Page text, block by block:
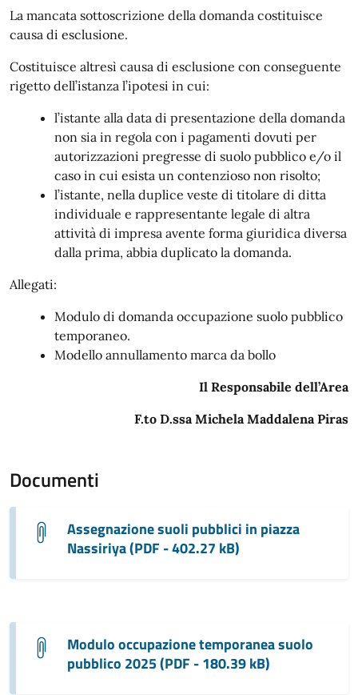
La mancata sottoscrizione della domanda costituisce
causa di esclusione.
Costituisce altresì causa di esclusione con conseguente
rigetto dell’istanza l’ipotesi in cui:
l’istante alla data di presentazione della domanda
non sia in regola con i pagamenti dovuti per
autorizzazioni pregresse di suolo pubblico e/o il
caso in cui esista un contenzioso non risolto;
l’istante, nella duplice veste di titolare di ditta
individuale e rappresentante legale di altra
attività di impresa avente forma giuridica diversa
dalla prima, abbia duplicato la domanda.
Allegati:
Modulo di domanda occupazione suolo pubblico
temporaneo.
Modello annullamento marca da bollo
Il Responsabile dell’Area
F.to D.ssa Michela Maddalena Piras
Documenti
Assegnazione suoli pubblici in piazza
Nassiriya (PDF - 402.27 kB)
Modulo occupazione temporanea suolo
pubblico 2025 (PDF - 180.39 kB)